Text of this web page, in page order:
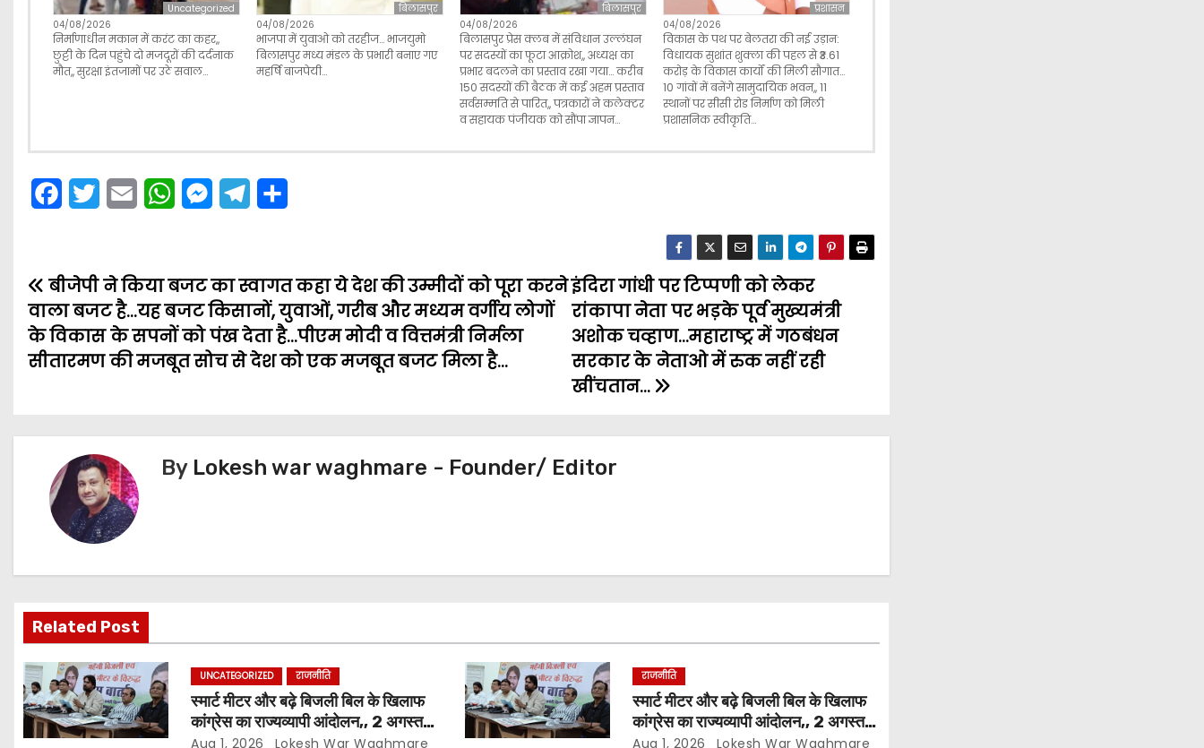
Uncategorized
04/08/2026
निर्माणाधीन मकान में करंट का कहर,,
छुट्टी के दिन पहुंचे दो मजदूरों की दर्दनाक
मौत,, सुरक्षा इंतजामों पर उठे सवाल…
बिलासपुर
04/08/2026
भाजपा में युवाओ को तरहीज… भाजयुमो
बिलासपुर मध्य मंडल के प्रभारी बनाए गए
महर्षि बाजपेयी…
बिलासपुर
04/08/2026
बिलासपुर प्रेस क्लब में संविधान उल्लंघन
पर सदस्यों का फूटा आक्रोश,, अध्यक्ष का
प्रभार बदलने का प्रस्ताव रखा गया… करीब
150 सदस्यों की बैठक में कई अहम प्रस्ताव
सर्वसम्मति से पारित,, पत्रकारों ने कलेक्टर
व सहायक पंजीयक को सौंपा ज्ञापन…
प्रशासन
04/08/2026
विकास के पथ पर बेलतरा की नई उड़ान:
विधायक सुशांत शुक्ला की पहल से ₹3.61
करोड़ के विकास कार्यों की मिली सौगात…
10 गांवों में बनेंगे सामुदायिक भवन,, 11
स्थानों पर सीसी रोड निर्माण को मिली
प्रशासनिक स्वीकृति…
e
b
o
t
t
e
i
l
W
t
s
A
p
M
s
e
n
r
e
g
r
r
e
P
o
s
n
a
t
i
इंदिरा गांधी पर टिप्पणी को लेकर
रांकापा नेता पर भड़के पूर्व मुख्यमंत्री
अशोक चव्हाण…महाराष्ट्र में गठबंधन
सरकार के नेताओ में रुक नहीं रही
खींचतान…
बीजेपी ने किया बजट का स्वागत कहा ये देश की उम्मीदों को पूरा करने
वाला बजट है…यह बजट किसानों, युवाओं, गरीब और मध्यम वर्गीय लोगों
के विकास के सपनों को पंख देता है…पीएम मोदी व वित्तमंत्री निर्मला
सीतारमण की मजबूत सोच से देश को एक मजबूत बजट मिला है…
By Lokesh war waghmare - Founder/ Editor
Related Post
UNCATEGORIZED राजनीति
स्मार्ट मीटर और बढ़े बिजली बिल के खिलाफ
कांग्रेस का राज्यव्यापी आंदोलन,, 2 अगस्त से
घर-घर अभियान,, दाम घटाने और 400
Aug 1, 2026
Lokesh War Waghmare
राजनीति
स्मार्ट मीटर और बढ़े बिजली बिल के खिलाफ
कांग्रेस का राज्यव्यापी आंदोलन,, 2 अगस्त से
घर-घर अभियान,, दाम घटाने और 400
Aug 1, 2026
Lokesh War Waghmare